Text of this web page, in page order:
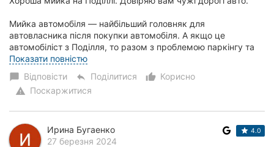
Мийка автомобіля — найбільший головняк для
автовласника після покупки автомобіля. А якщо це
автомобіліст з Поділля, то разом з проблемою паркінгу та
щоденних заторів пошук нормальної мийки — дже...
Показати повністю
chat_bubble Відповісти reply Поділитися thumb_up_alt
Корисно
warning Поскаржитися
Ирина Бугаенко
27 березня 2024
4.0